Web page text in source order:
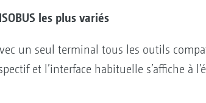
les plus variés
un seul terminal tous les outils
et l’interface habituelle s’affiche à